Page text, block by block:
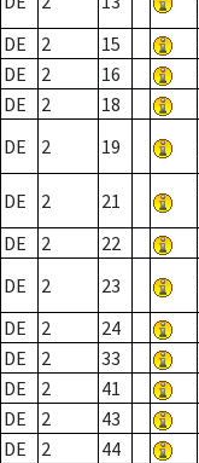
DE
2 15
DE
2 16
DE
2 18
DE
2 19
DE 2 21
DE
2 22
DE
2 23
DE
2 24
DE
2 33
DE
2 41
DE
2 43
DE
2 44